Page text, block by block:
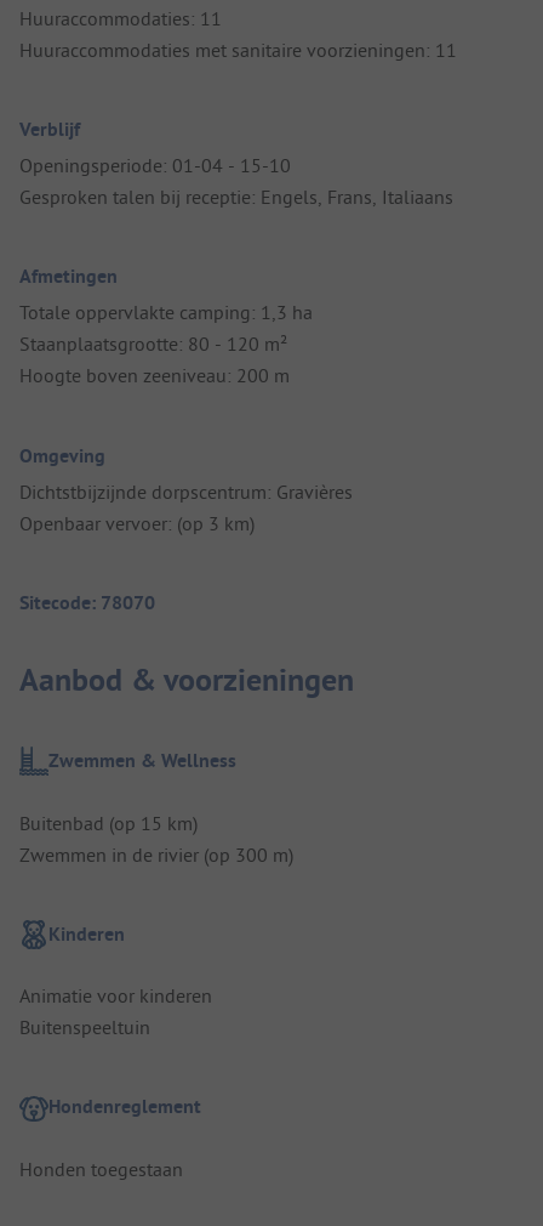
Huuraccommodaties: 11
Huuraccommodaties met sanitaire voorzieningen: 11
Verblijf
Openingsperiode: 01-04 - 15-10
Gesproken talen bij receptie: Engels, Frans, Italiaans
Afmetingen
Totale oppervlakte camping: 1,3 ha
Staanplaatsgrootte: 80 - 120 m²
Hoogte boven zeeniveau: 200 m
Omgeving
Dichtstbijzijnde dorpscentrum: Gravières
Openbaar vervoer: (op 3 km)
Sitecode: 78070
Aanbod & voorzieningen
Zwemmen & Wellness
Buitenbad (op 15 km)
Zwemmen in de rivier (op 300 m)
Kinderen
Animatie voor kinderen
Buitenspeeltuin
Hondenreglement
Honden toegestaan